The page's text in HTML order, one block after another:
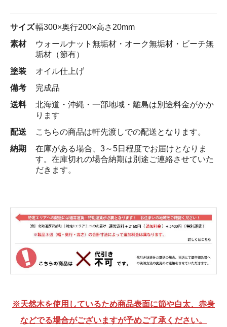
サイズ幅300×奥行200×高さ20mm
素材
ウォールナット無垢材・オーク無垢材・ビーチ無
垢材（節有）
塗装
オイル仕上げ
備考
完成品
送料
北海道・沖縄・一部地域・離島は別途料金がかか
ります
配送
こちらの商品は軒先渡しでの配送となります。
納期
在庫がある場合、3～5日程度でお届けとなりま
す。在庫切れの場合納期は別途ご連絡させていた
だきます。
※天然木を使用しているため商品表面に節や白太、赤身
などでる場合がございますが予めご了承ください。